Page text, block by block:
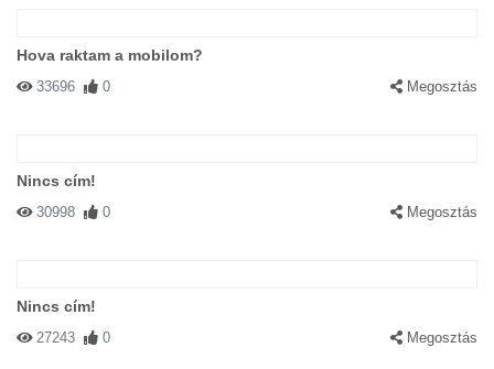
Hova raktam a mobilom?
33696 0 Megosztás
Nincs cím!
30998 0 Megosztás
Nincs cím!
27243 0 Megosztás